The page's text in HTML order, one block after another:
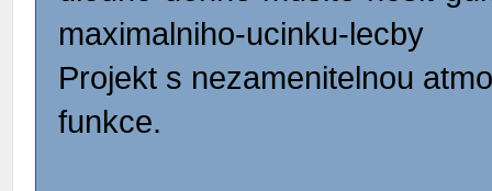
maximalniho-ucinku-lecby
Projekt s nezamenitelnou
funkce.